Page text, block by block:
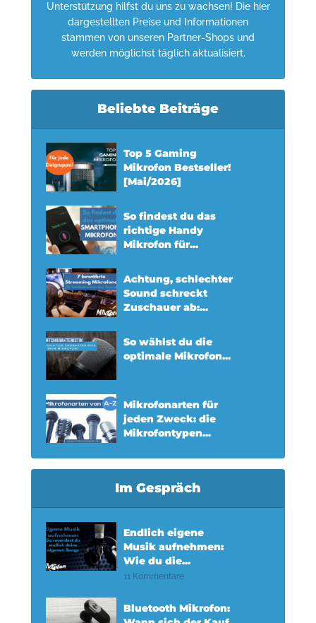
Unterstützung hilfst du uns zu wachsen! Die hier
dargestellten Preise und Informationen
stammen von unseren Partner-Shops und
werden möglichst täglich aktualisiert.
Beliebte Beiträge
Top 5 Gaming
Mikrofon Bestseller!
[Mai/2026]
So findest du das
richtige Handy
Mikrofon für...
Achtung, schlechter
Sound schreckt
Zuschauer ab:...
So wählst du die
optimale Mikrofon...
Mikrofonarten für
jeden Zweck: die
Mikrofontypen...
Im Gespräch
Endlich eigene
Musik aufnehmen:
Wie du die...
11 Kommentare
Bluetooth Mikrofon: